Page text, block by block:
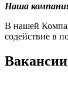
Наша
В нашей
содействие в